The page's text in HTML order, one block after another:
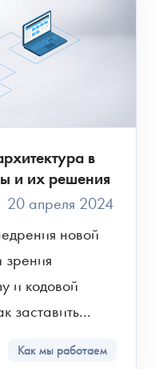
в
и их решения
20 апреля 2024
новой
зрения
и кодовой
заставить...
Как мы работаем